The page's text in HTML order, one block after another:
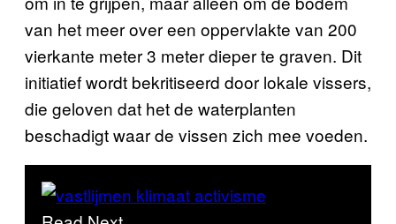
van het meer over een oppervlakte van 200
vierkante meter 3 meter dieper te graven. Dit
initiatief wordt bekritiseerd door lokale vissers,
die geloven dat het de waterplanten
beschadigt waar de vissen zich mee voeden.